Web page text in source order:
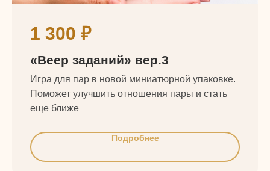
1 300 ₽
«Веер заданий» вер.3
Игра для пар в новой миниатюрной упаковке.
Поможет улучшить отношения пары и стать
еще ближе
Подробнее